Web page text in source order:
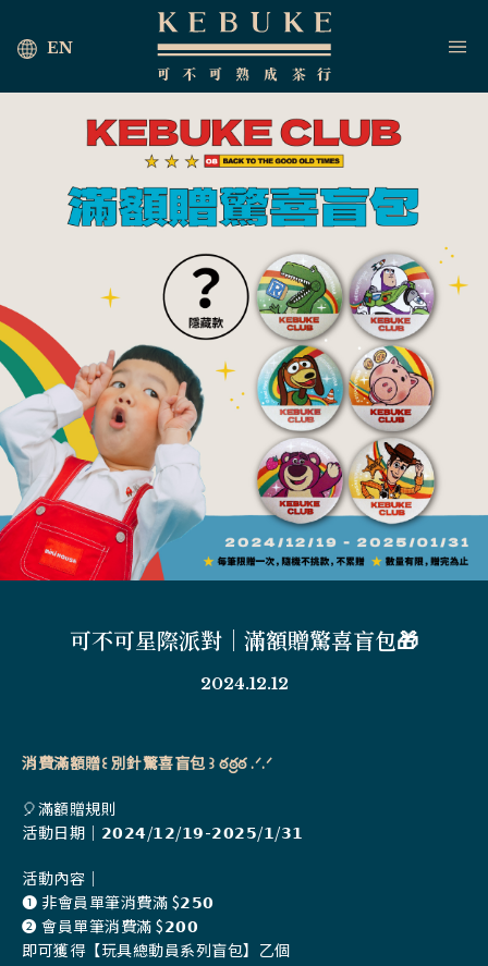
EN
可不可星際派對｜滿額贈驚喜盲包🎁
2024.12.12
消費滿額贈꒰ 別針驚喜盲包 ꒱ ఠఠ్రఠ .ᐟ.ᐟ
🎈滿額贈規則
活動日期｜𝟮𝟬𝟮𝟰/𝟭𝟮/𝟭𝟵-𝟮𝟬𝟮𝟱/𝟭/𝟯𝟭
活動內容｜
➊ 非會員單筆消費滿 $𝟮𝟱𝟬
➋ 會員單筆消費滿 $𝟮𝟬𝟬
即可獲得【玩具總動員系列盲包】乙個